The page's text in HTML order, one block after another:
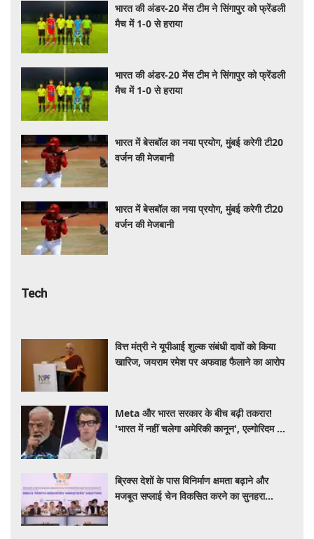
भारत की अंडर-20 मेंस टीम ने सिंगापुर को फ्रेंडली
मैच में 1-0 से हराया
भारत की अंडर-20 मेंस टीम ने सिंगापुर को फ्रेंडली
मैच में 1-0 से हराया
भारत में बेसबॉल का नया प्रयोग, मुंबई करेगी टी20
वर्जन की मेजबानी
भारत में बेसबॉल का नया प्रयोग, मुंबई करेगी टी20
वर्जन की मेजबानी
Tech
वित्त मंत्री ने यूपीआई शुल्क संबंधी दावों को किया
खारिज, जयराम रमेश पर अफवाह फैलाने का आरोप
Meta और भारत सरकार के बीच बढ़ी तकरार!
'भारत में नहीं चलेगा अमेरिकी कानून', एल्गोरिदम को
ब्रिक्स देशों के पास विनिर्माण क्षमता बढ़ाने और
मजबूत सप्लाई चेन विकसित करने का सुनहरा